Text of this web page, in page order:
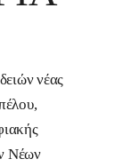
νέας
Νέων